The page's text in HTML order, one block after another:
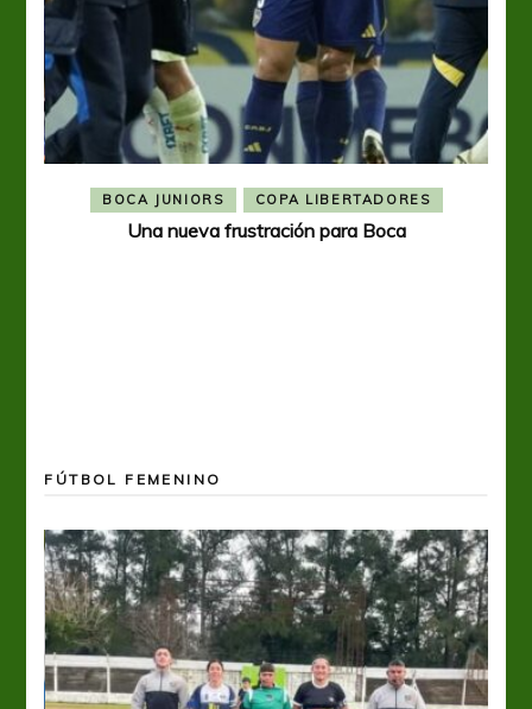
BOCA JUNIORS COPA LIBERTADORES
Una nueva frustración para Boca
FÚTBOL FEMENINO